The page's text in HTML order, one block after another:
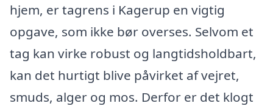
hjem, er tagrens i Kagerup en vigtig
opgave, som ikke bør overses. Selvom et
tag kan virke robust og langtidsholdbart,
kan det hurtigt blive påvirket af vejret,
smuds, alger og mos. Derfor er det klogt